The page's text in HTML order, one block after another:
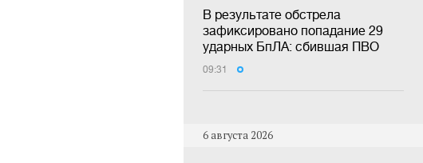
В результате обстрела
зафиксировано попадание 29
ударных БпЛА: сбившая ПВО
09:31
6 августа 2026